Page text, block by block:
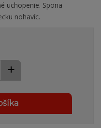
uchopenie. Spona
nohavíc.
+